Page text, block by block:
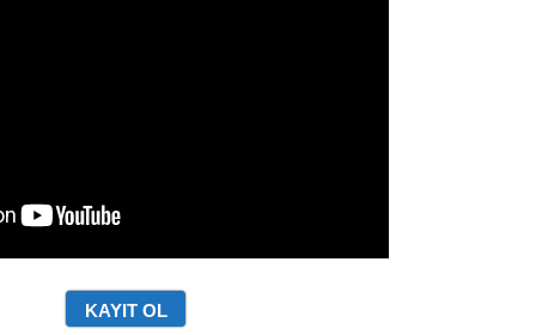
KAYIT OL